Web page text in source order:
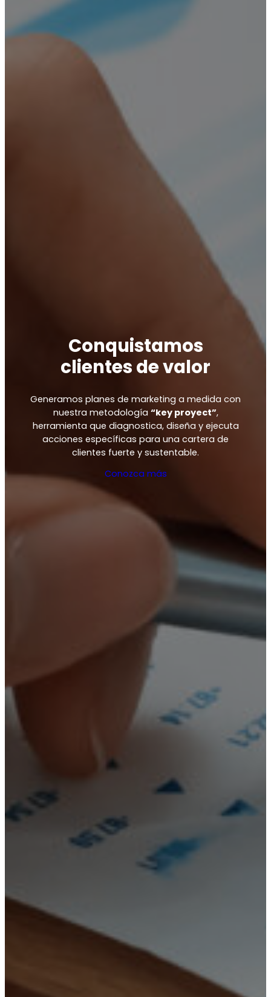
Conquistamos
clientes de valor
Generamos planes de marketing a medida con
nuestra metodología “key proyect”,
herramienta que diagnostica, diseña y ejecuta
acciones específicas para una cartera de
clientes fuerte y sustentable.
Conozca más